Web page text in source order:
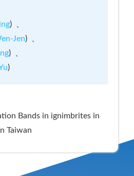
)
Jen)
)
)
Bands in ignimbrites in
Taiwan